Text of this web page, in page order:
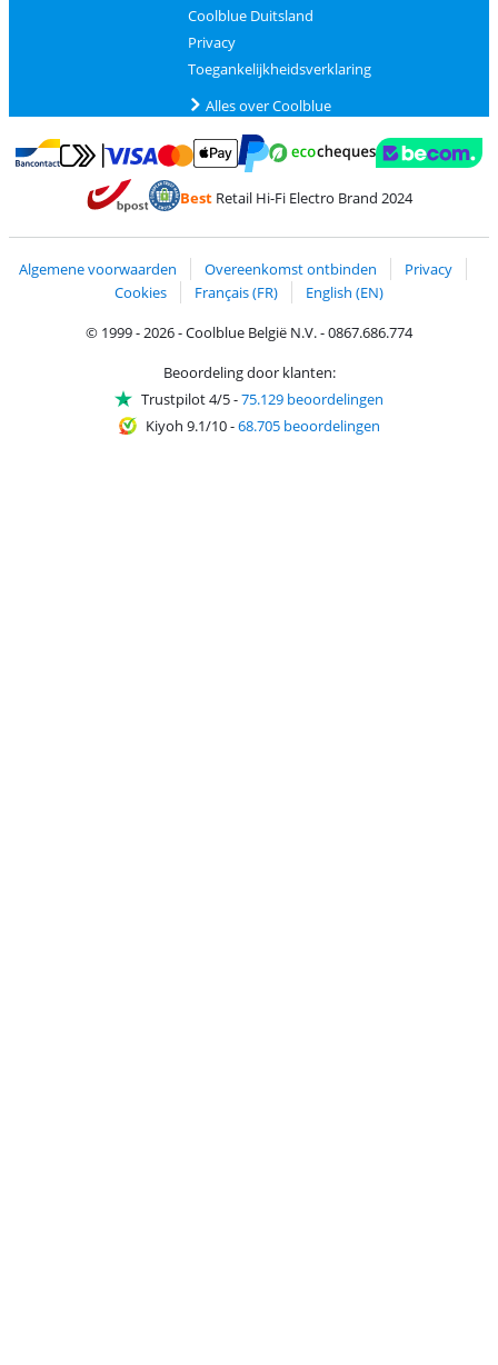
Coolblue Duitsland
Privacy
Toegankelijkheidsverklaring
Alles over Coolblue
Betalen met Bancontact
Betalen met MasterCard en Visa via ClickToPay
Betalen met PayPal
BestRetail Hi-Fi Electro Brand 2024
Algemene voorwaarden Overeenkomst ontbinden
Privacy
Cookies
Français (FR)
English (EN)
© 1999 - 2026 - Coolblue België N.V. - 0867.686.774
Beoordeling door klanten:
Trustpilot 4/5-75.129 beoordelingen
Kiyoh 9.1/10-68.705 beoordelingen